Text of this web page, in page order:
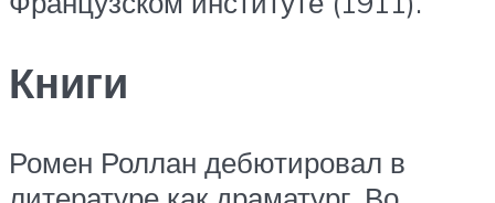
Книги
Ромен Роллан дебютировал в